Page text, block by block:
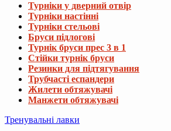
Турніки у дверний отвір
Турніки настінні
Турніки стельові
Бруси підлогові
Турнік бруси прес 3 в 1
Стійки турнік бруси
Резинки для підтягування
Трубчасті еспандери
Жилети обтяжувачі
Манжети обтяжувачі
Тренувальні лавки